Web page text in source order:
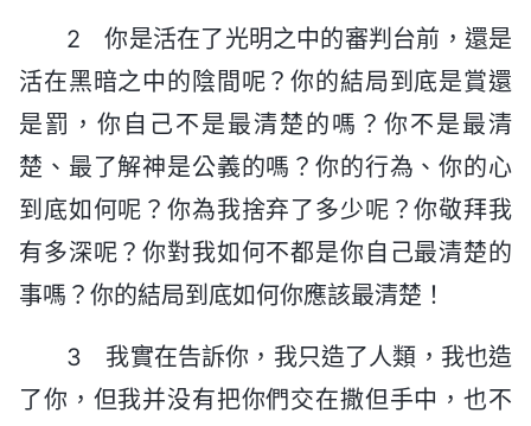
2 你是活在了光明之中的審判台前，還是
活在黑暗之中的陰間呢？你的結局到底是賞還
是罰，你自己不是最清楚的嗎？你不是最清
楚、最了解神是公義的嗎？你的行為、你的心
到底如何呢？你為我捨弃了多少呢？你敬拜我
有多深呢？你對我如何不都是你自己最清楚的
事嗎？你的結局到底如何你應該最清楚！
3 我實在告訴你，我只造了人類，我也造
了你，但我并没有把你們交在撒但手中，也不